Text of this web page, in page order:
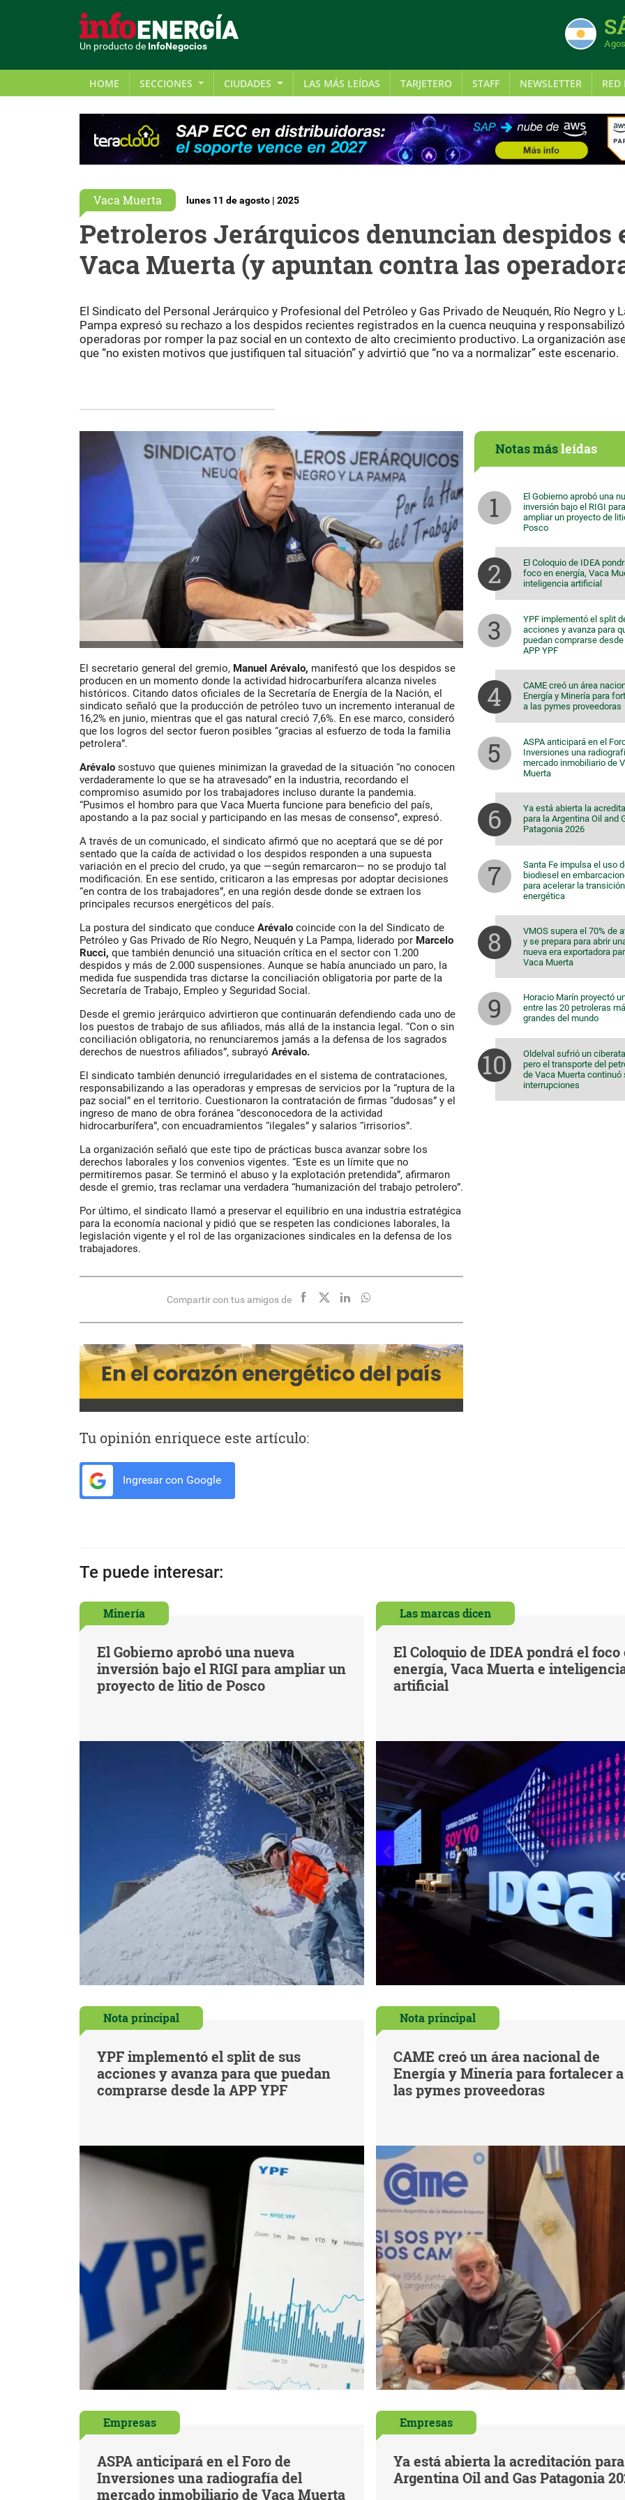
Un producto de InfoNegocios
HOME SECCIONES CIUDADES LAS MÁS LEÍDAS TARJETERO STAFF NEWSLETTER
Vaca Muerta lunes 11 de agosto | 2025
Petroleros Jerárquicos denuncian despidos
Vaca Muerta (y apuntan contra las
El Sindicato del Personal Jerárquico y Profesional del Petróleo y Gas Privado de Neuquén, Río Negro y
Pampa expresó su rechazo a los despidos recientes registrados en la cuenca neuquina y
operadoras por romper la paz social en un contexto de alto crecimiento productivo. La organización
que “no existen motivos que justifiquen tal situación” y advirtió que “no va a normalizar” este escenario.
El secretario general del gremio, Manuel Arévalo, manifestó que los despidos se
producen en un momento donde la actividad hidrocarburífera alcanza niveles
históricos. Citando datos oficiales de la Secretaría de Energía de la Nación, el
sindicato señaló que la producción de petróleo tuvo un incremento interanual de
16,2% en junio, mientras que el gas natural creció 7,6%. En ese marco, consideró
que los logros del sector fueron posibles “gracias al esfuerzo de toda la familia
petrolera”.
Arévalo sostuvo que quienes minimizan la gravedad de la situación “no conocen
verdaderamente lo que se ha atravesado” en la industria, recordando el
compromiso asumido por los trabajadores incluso durante la pandemia.
“Pusimos el hombro para que Vaca Muerta funcione para beneficio del país,
apostando a la paz social y participando en las mesas de consenso”, expresó.
A través de un comunicado, el sindicato afirmó que no aceptará que se dé por
sentado que la caída de actividad o los despidos responden a una supuesta
variación en el precio del crudo, ya que —según remarcaron— no se produjo tal
modificación. En ese sentido, criticaron a las empresas por adoptar decisiones
“en contra de los trabajadores”, en una región desde donde se extraen los
principales recursos energéticos del país.
La postura del sindicato que conduce Arévalo coincide con la del Sindicato de
Petróleo y Gas Privado de Río Negro, Neuquén y La Pampa, liderado por Marcelo
Rucci, que también denunció una situación crítica en el sector con 1.200
despidos y más de 2.000 suspensiones. Aunque se había anunciado un paro, la
medida fue suspendida tras dictarse la conciliación obligatoria por parte de la
Secretaría de Trabajo, Empleo y Seguridad Social .
Desde el gremio jerárquico advirtieron que continuarán defendiendo cada uno de
los puestos de trabajo de sus afiliados, más allá de la instancia legal. “Con o sin
conciliación obligatoria, no renunciaremos jamás a la defensa de los sagrados
derechos de nuestros afiliados”, subrayó Arévalo.
El sindicato también denunció irregularidades en el sistema de contrataciones,
responsabilizando a las operadoras y empresas de servicios por la “ruptura de la
paz social” en el territorio. Cuestionaron la contratación de firmas “dudosas” y el
ingreso de mano de obra foránea “desconocedora de la actividad
hidrocarburífera”, con encuadramientos “ilegales” y salarios “irrisorios”.
La organización señaló que este tipo de prácticas busca avanzar sobre los
derechos laborales y los convenios vigentes. “Este es un límite que no
permitiremos pasar. Se terminó el abuso y la explotación pretendida”, afirmaron
desde el gremio, tras reclamar una verdadera “humanización del trabajo petrolero”.
Por último, el sindicato llamó a preservar el equilibrio en una industria estratégica
para la economía nacional y pidió que se respeten las condiciones laborales, la
legislación vigente y el rol de las organizaciones sindicales en la defensa de los
trabajadores.
Compartir con tus amigos de
Tu opinión enriquece este artículo:
Ingresar con Google
Notas másleídas
El Gobierno aprobó una
inversión bajo el RIGI para
ampliar un proyecto de
Posco
El Coloquio de IDEA
foco en energía, Vaca
inteligencia artificial
YPF implementó el split
acciones y avanza para
puedan comprarse desde
APP YPF
CAME creó un área
Energía y Minería para
a las pymes proveedoras
ASPA anticipará en el
Inversiones una
mercado inmobiliario de
Muerta
Ya está abierta la
para la Argentina Oil and
Patagonia 2026
Santa Fe impulsa el uso
biodiesel en
para acelerar la transición
energética
VMOS supera el 70% de
y se prepara para abrir
nueva era exportadora
Vaca Muerta
Horacio Marín proyectó
entre las 20 petroleras
grandes del mundo
Oldelval sufrió un
pero el transporte del
de Vaca Muerta continuó
interrupciones
Te puede interesar:
Minería
El Gobierno aprobó una nueva
inversión bajo el RIGI para ampliar un
proyecto de litio de Posco
Las marcas dicen
El Coloquio de IDEA pondrá el foco
energía, Vaca Muerta e
artificial
Nota principal
YPF implementó el split de sus
acciones y avanza para que puedan
comprarse desde la APP YPF
Nota principal
CAME creó un área nacional de
Energía y Minería para fortalecer a
las pymes proveedoras
Empresas
ASPA anticipará en el Foro de
Inversiones una radiografía del
mercado inmobiliario de Vaca Muerta
Empresas
Ya está abierta la acreditación
Argentina Oil and Gas Patagonia